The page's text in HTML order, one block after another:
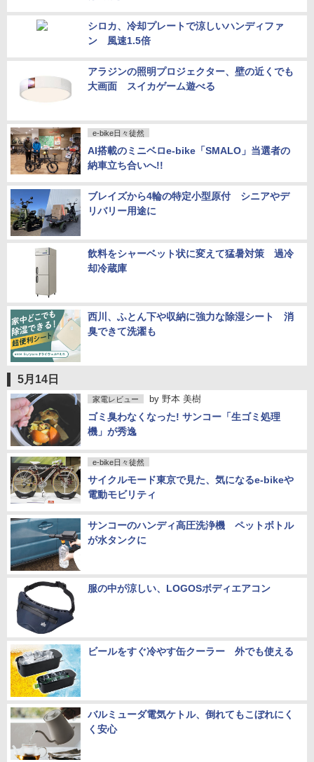
シロカ、冷却プレートで涼しいハンディファ
ン 風速1.5倍
アラジンの照明プロジェクター、壁の近くでも
大画面 スイカゲーム遊べる
e-bike日々徒然
AI搭載のミニベロe-bike「SMALO」当選者の
納車立ち合いへ!!
ブレイズから4輪の特定小型原付 シニアやデ
リバリー用途に
飲料をシャーベット状に変えて猛暑対策 過冷
却冷蔵庫
西川、ふとん下や収納に強力な除湿シート 消
臭できて洗濯も
5月14日
家電レビュー by 野本 美樹
ゴミ臭わなくなった! サンコー「生ゴミ処理
機」が秀逸
e-bike日々徒然
サイクルモード東京で見た、気になるe-bikeや
電動モビリティ
サンコーのハンディ高圧洗浄機 ペットボトル
が水タンクに
服の中が涼しい、LOGOSボディエアコン
ビールをすぐ冷やす缶クーラー 外でも使える
バルミューダ電気ケトル、倒れてもこぼれにく
く安心